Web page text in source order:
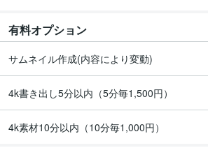
有料オプション
サムネイル作成(内容により変動)
4k書き出し5分以内（5分毎1,500円）
4k素材10分以内（10分毎1,000円）